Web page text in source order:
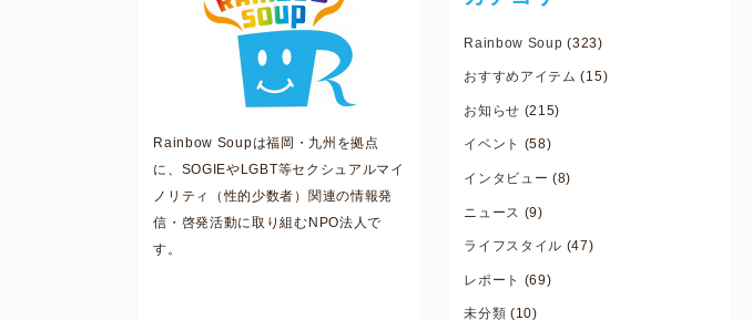
Rainbow Soupは福岡・九州を拠点
に、SOGIEやLGBT等セクシュアルマイ
ノリティ（性的少数者）関連の情報発
信・啓発活動に取り組むNPO法人で
す。
Rainbow Soup (323)
おすすめアイテム (15)
お知らせ (215)
イベント (58)
インタビュー (8)
ニュース (9)
ライフスタイル (47)
レポート (69)
未分類 (10)